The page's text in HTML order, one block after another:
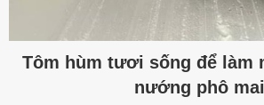
Tôm hùm tươi sống để làm
nướng phô mai